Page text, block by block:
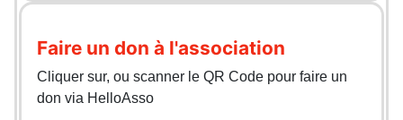
Faire un don à l'association
Cliquer sur, ou scanner le QR Code pour faire un
don via HelloAsso